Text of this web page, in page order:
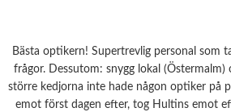
Bästa optikern! Supertrevlig personal som
frågor. Dessutom: snygg lokal (Östermalm)
större kedjorna inte hade någon optiker på
emot först dagen efter, tog Hultins emot